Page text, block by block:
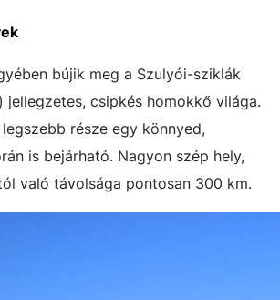
bújik meg a Szulyói-sziklák
jellegzetes, csipkés homokkő világa.
része egy könnyed,
is bejárható. Nagyon szép hely,
való távolsága pontosan 300 km.